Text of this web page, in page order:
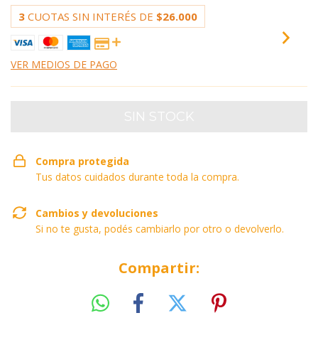
3 CUOTAS SIN INTERÉS DE $26.000
VER MEDIOS DE PAGO
Compra protegida
Tus datos cuidados durante toda la compra.
Cambios y devoluciones
Si no te gusta, podés cambiarlo por otro o devolverlo.
Compartir: